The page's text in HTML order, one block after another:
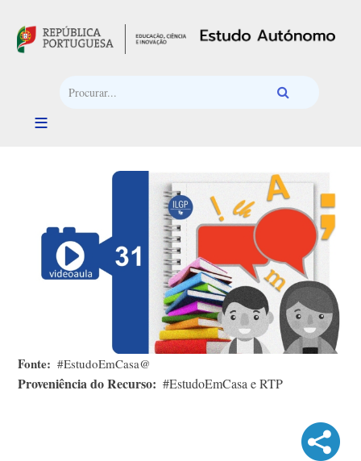
Fonte #EstudoEmCasa@
Proveniência do Recurso #EstudoEmCasa e RTP